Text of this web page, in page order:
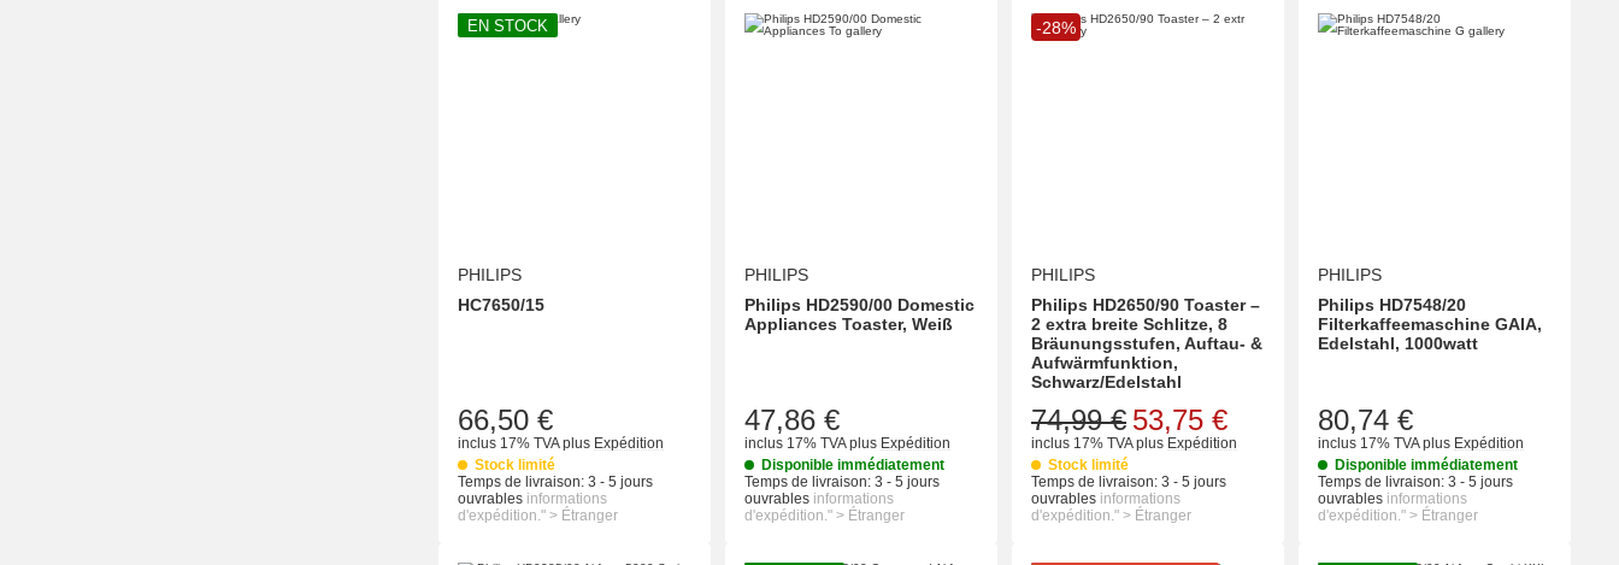
EN STOCK
PHILIPS
HC7650/15
66,50 €
inclus 17% TVAplus Expédition
Stock limité
Temps de livraison: 3 - 5 jours
ouvrables informations
d'expédition." > Étranger
PHILIPS
Philips HD2590/00 Domestic
Appliances Toaster, Weiß
47,86 €
inclus 17% TVAplus Expédition
Disponible immédiatement
Temps de livraison: 3 - 5 jours
ouvrables informations
d'expédition." > Étranger
-28%
PHILIPS
Philips HD2650/90 Toaster –
2 extra breite Schlitze, 8
Bräunungsstufen, Auftau- &
Aufwärmfunktion,
Schwarz/Edelstahl
53,75 €
74,99 €
inclus 17% TVAplus Expédition
Stock limité
Temps de livraison: 3 - 5 jours
ouvrables informations
d'expédition." > Étranger
PHILIPS
Philips HD7548/20
Filterkaffeemaschine GAIA,
Edelstahl, 1000watt
80,74 €
inclus 17% TVAplus Expédition
Disponible immédiatement
Temps de livraison: 3 - 5 jours
ouvrables informations
d'expédition." > Étranger